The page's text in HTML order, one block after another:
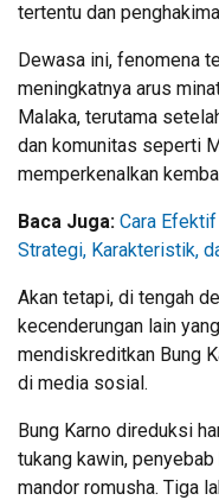
tertentu dan
Dewasa ini, fenomena
meningkatnya arus
Malaka, terutama
dan komunitas seperti
memperkenalkan
Baca Juga: Cara
Strategi, Karakteristik,
Akan tetapi, di tengah
kecenderungan lain
mendiskreditkan Bung
di media sosial.
Bung Karno direduksi
tukang kawin,
mandor romusha. Tiga